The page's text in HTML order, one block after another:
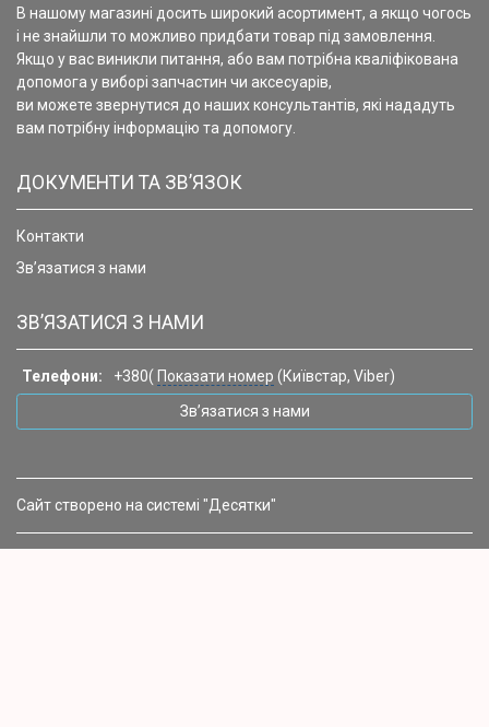
В нашому магазині досить широкий асортимент, а якщо чогось
і не знайшли то можливо придбати товар під замовлення.
Якщо у вас виникли питання, або вам потрібна кваліфікована
допомога у виборі запчастин чи аксесуарів,
ви можете звернутися до наших консультантів, які нададуть
вам потрібну інформацію та допомогу.
ДОКУМЕНТИ ТА ЗВ’ЯЗОК
Контакти
Зв’язатися з нами
ЗВ’ЯЗАТИСЯ З НАМИ
Телефони: +380( Показати номер (Київстар, Viber)
Зв’язатися з нами
Сайт створено на системі "Десятки"